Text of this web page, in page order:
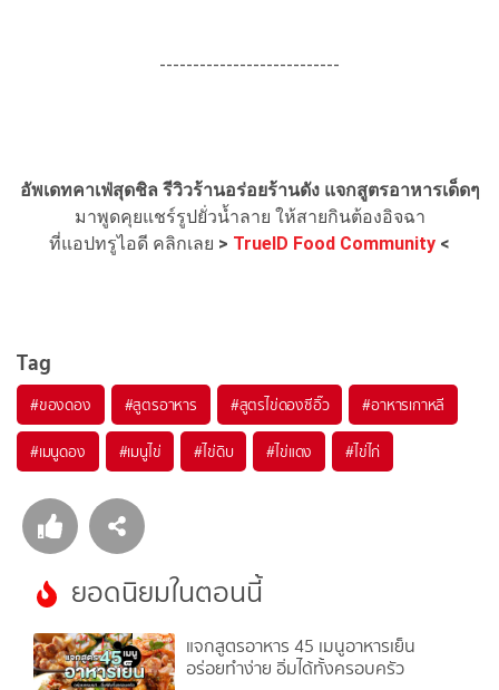
---------------------------
อัพเดทคาเฟ่สุดชิล รีวิวร้านอร่อยร้านดัง แจกสูตรอาหารเด็ดๆ
มาพูดคุยแชร์รูปยั่วน้ำลาย ให้สายกินต้องอิจฉา
ที่แอปทรูไอดี คลิกเลย > TrueID Food Community <
Tag
#ของดอง #สูตรอาหาร #สูตรไข่ดองซีอิ๊ว #อาหารเกาหลี
#เมนูดอง #เมนูไข่ #ไข่ดิบ #ไข่แดง #ไข่ไก่
ยอดนิยมในตอนนี้
แจกสูตรอาหาร 45 เมนูอาหารเย็น
อร่อยทำง่าย อิ่มได้ทั้งครอบครัว